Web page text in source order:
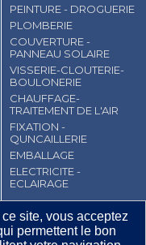
site, vous acceptez
permettent le bon
PEINTURE - DROGUERIE
PLOMBERIE
COUVERTURE -
PANNEAU SOLAIRE
VISSERIE-CLOUTERIE-
BOULONERIE
CHAUFFAGE-
TRAITEMENT DE L'AIR
FIXATION -
QUNCAILLERIE
EMBALLAGE
ELECTRICITE -
ECLAIRAGE
légales